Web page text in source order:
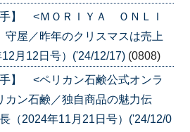
手】 <ＭＯＲＩＹＡ ＯＮＬＩ
屋／昨年のクリスマスは売上
月12日号）('24/12/17) (0808)
手】 <ペリカン石鹸公式オンラ
ン石鹸／独自商品の魅力伝
（2024年11月21日号）('24/12/0